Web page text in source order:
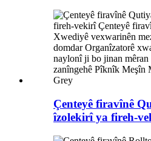
Çenteyê firavînê
îzolekirî ya fireh-